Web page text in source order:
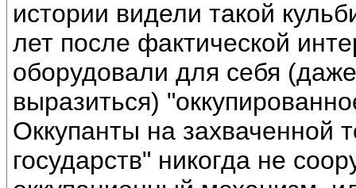
истории видели такой
лет после фактической
оборудовали для себя
выразиться)
Оккупанты на захваченной
государств" никогда не